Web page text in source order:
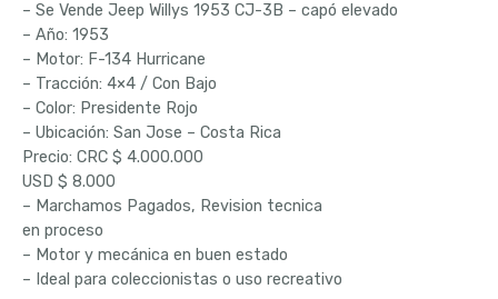
– Se Vende Jeep Willys 1953 CJ-3B – capó elevado
– Año: 1953
– Motor: F-134 Hurricane
– Tracción: 4×4 / Con Bajo
– Color: Presidente Rojo
– Ubicación: San Jose – Costa Rica
Precio: CRC $ 4.000.000
USD $ 8.000
– Marchamos Pagados, Revision tecnica
en proceso
– Motor y mecánica en buen estado
– Ideal para coleccionistas o uso recreativo